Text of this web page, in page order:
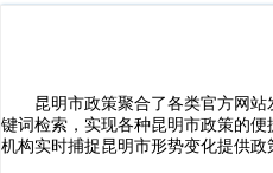
昆明市政策聚合了各类官方网
键词检索，实现各种昆明市政策的
机构实时捕捉昆明市形势变化提供政